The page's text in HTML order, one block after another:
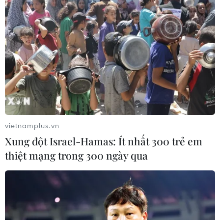
vietnamplus.vn
Xung đột Israel-Hamas: Ít nhất 300 trẻ em
thiệt mạng trong 300 ngày qua